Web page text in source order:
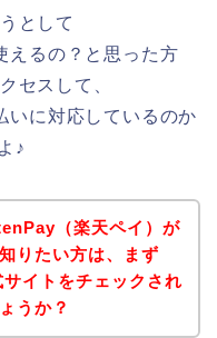
として
えるの？と思った方
セスして、
いに対応しているのか
♪
（楽天ペイ）が
りたい方は、まず
イトをチェックされ
うか？